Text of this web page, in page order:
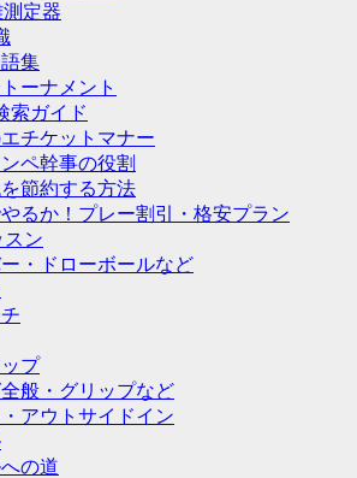
定器
集
ーナメント
索ガイド
チケットマナー
ペ幹事の役割
節約する方法
るか！プレー割引・格安プラン
スン
ー・ドローボールなど
プ
般・グリップなど
アウトサイドイン
の道